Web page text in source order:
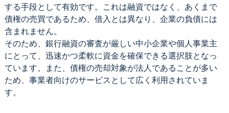
する手段として有効です。これは融資ではなく、あくまで
債権の売買であるため、借入とは異なり、企業の負債には
含まれません。
そのため、銀行融資の審査が厳しい中小企業や個人事業主
にとって、迅速かつ柔軟に資金を確保できる選択肢となっ
ています。また、債権の売却対象が法人であることが多い
ため、事業者向けのサービスとして広く利用されていま
す。